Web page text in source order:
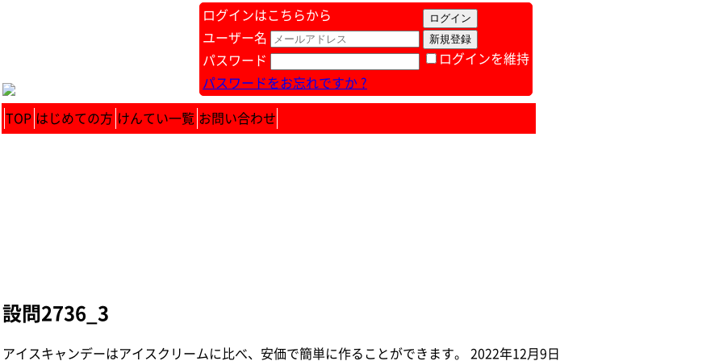
ログインはこちらから
ログインを維持
ユーザー名
パスワード
パスワードをお忘れですか ?
TOP はじめての方 けんてい一覧 お問い合わせ
設問2736_3
アイスキャンデーはアイスクリームに比べ、安価で簡単に作ることができます。 2022年12月9日